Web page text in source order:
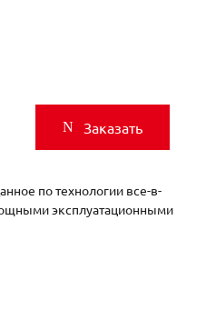
Заказать
по технологии все-в-
эксплуатационными